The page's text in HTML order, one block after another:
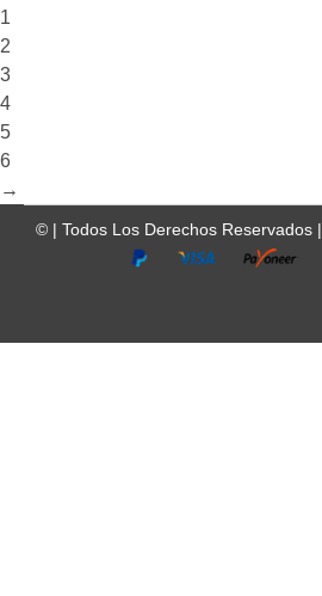
1
2
3
4
5
6
→
© | Todos Los Derechos Reservados |